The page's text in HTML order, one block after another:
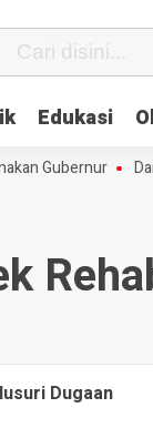
Edukasi
Gubernur Dari
Dugaan